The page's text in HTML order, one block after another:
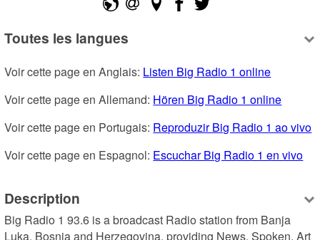
Toutes les langues
Voir cette page en Anglais: Listen Big Radio 1 online
Voir cette page en Allemand: Hören Big Radio 1 online
Voir cette page en Portugais: Reproduzir Big Radio 1 ao vivo
Voir cette page en Espagnol: Escuchar Big Radio 1 en vivo
Description
Big Radio 1 93.6 is a broadcast Radio station from Banja
Luka, Bosnia and Herzegovina, providing News, Spoken, Art